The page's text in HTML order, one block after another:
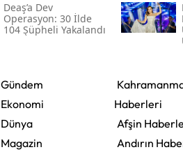
Deaş’a Dev
Operasyon: 30 İlde
104 Şüpheli Yakalandı
Gündem
Ekonomi
Dünya
Magazin
Haberleri
Afşin
Andırın